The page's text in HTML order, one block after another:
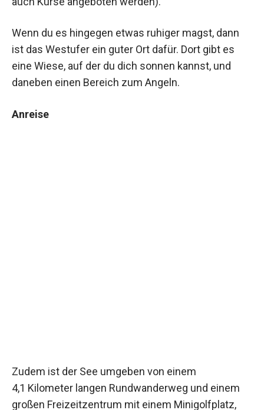
Wenn du es hingegen etwas ruhiger magst, dann
ist das Westufer ein guter Ort dafür. Dort gibt es
eine Wiese, auf der du dich sonnen kannst, und
daneben einen Bereich zum Angeln.
Anreise
Zudem ist der See umgeben von einem
4,1 Kilometer langen Rundwanderweg und einem
großen Freizeitzentrum mit einem Minigolfplatz,